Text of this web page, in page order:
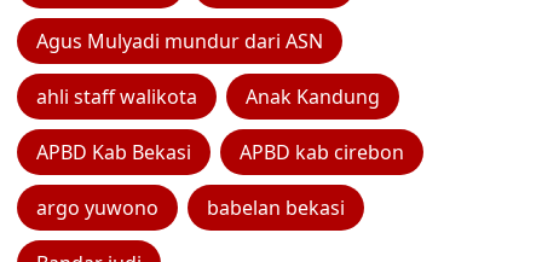
Agus Mulyadi mundur dari ASN
ahli staff walikota Anak Kandung
APBD Kab Bekasi APBD kab cirebon
argo yuwono babelan bekasi